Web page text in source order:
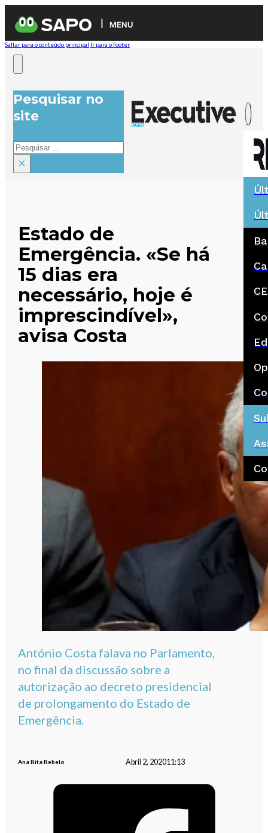
MENU
Saltar para o conteúdo principal Ir para o footer
Pesquisar no
site
Pesquisar
×
Estado de
Emergência. «Se há
15 dias era
necessário, hoje é
imprescindível»,
avisa Costa
António Costa falava no Parlamento,
no final da discussão sobre a
autorização ao decreto presidencial
de prolongamento do Estado de
Emergência.
Ana Rita Rebelo Abril 2, 202011:13